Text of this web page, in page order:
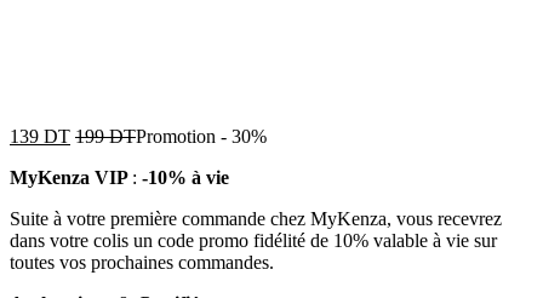
139 DT 199DTPromotion - 30%
MyKenza VIP : -10% à vie
Suite à votre première commande chez MyKenza, vous recevrez
dans votre colis un code promo fidélité de 10% valable à vie sur
toutes vos prochaines commandes.